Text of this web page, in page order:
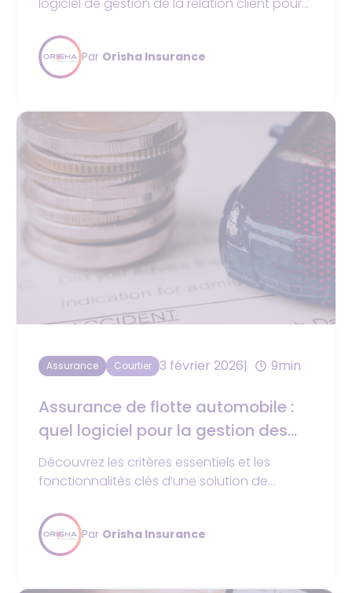
Par Orisha Insurance
Assurance Courtier 3 février 2026 9min
Assurance de flotte automobile :
quel logiciel pour la gestion des
polices et de la réglementation ?
Découvrez les critères essentiels et les
fonctionnalités clés d’une solution de
Par Orisha Insurance